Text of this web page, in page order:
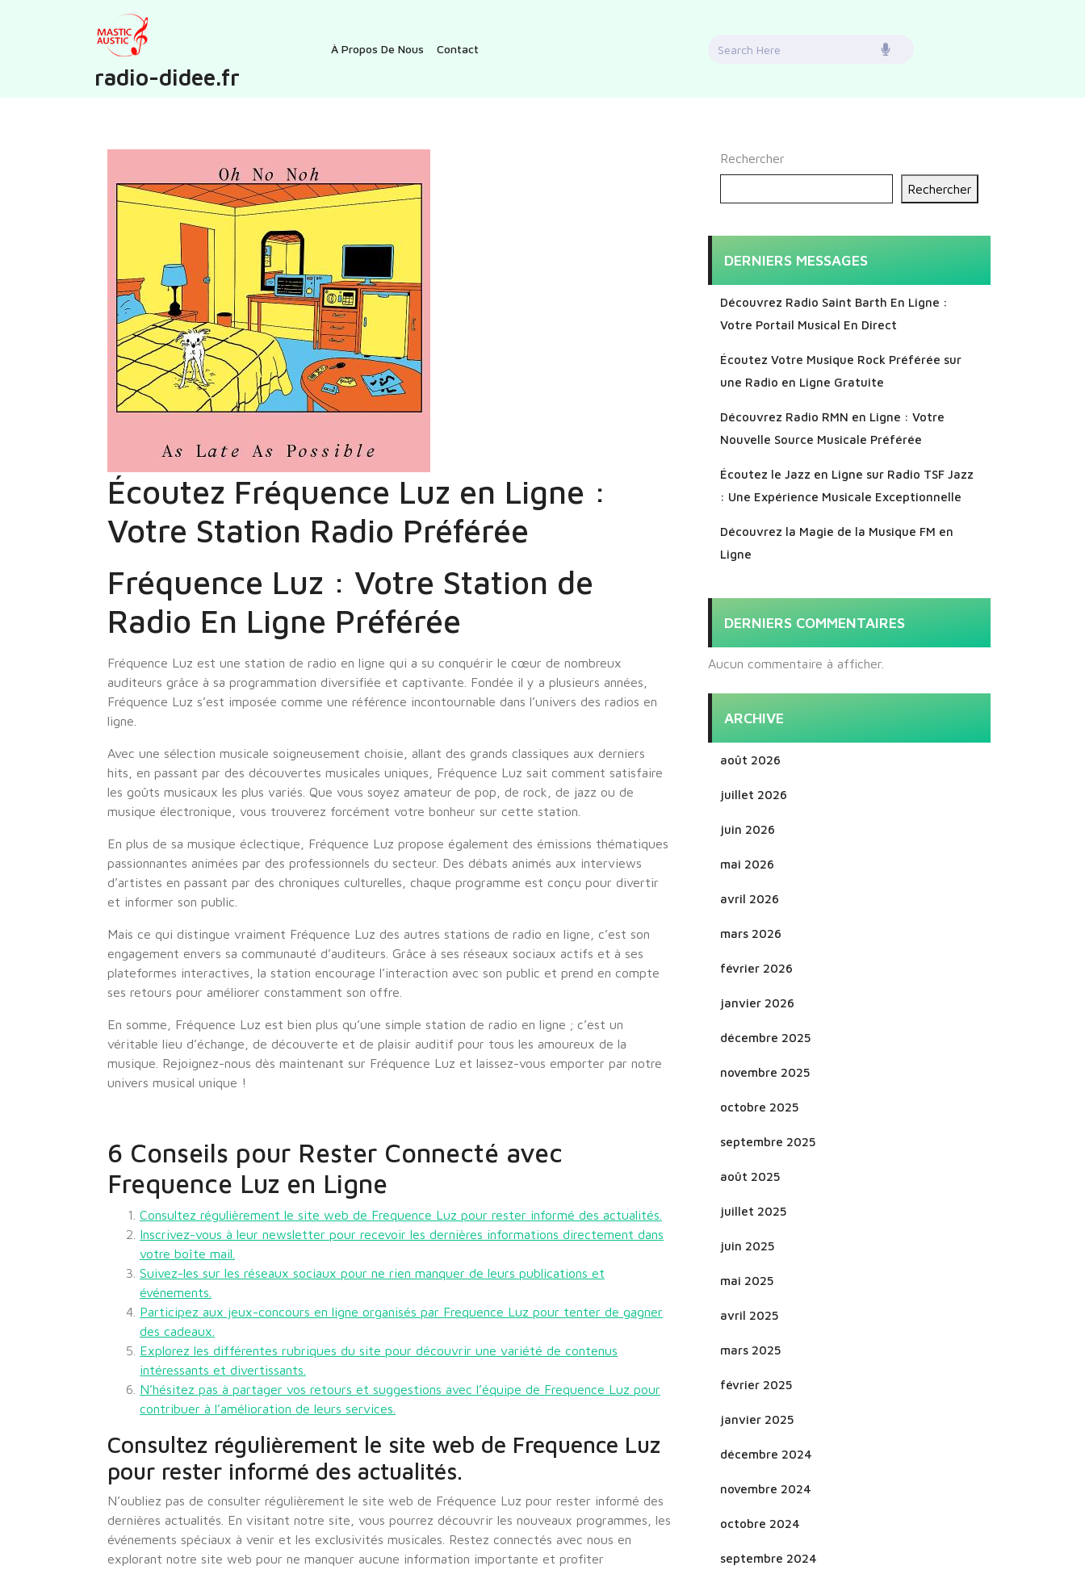
radio-didee.fr
À Propos De Nous Contact
Search
Écoutez Fréquence Luz en Ligne :
Votre Station Radio Préférée
Fréquence Luz : Votre Station de
Radio En Ligne Préférée
Fréquence Luz est une station de radio en ligne qui a su conquérir le cœur de nombreux
auditeurs grâce à sa programmation diversifiée et captivante. Fondée il y a plusieurs années,
Fréquence Luz s’est imposée comme une référence incontournable dans l’univers des radios en
ligne.
Avec une sélection musicale soigneusement choisie, allant des grands classiques aux derniers
hits, en passant par des découvertes musicales uniques, Fréquence Luz sait comment satisfaire
les goûts musicaux les plus variés. Que vous soyez amateur de pop, de rock, de jazz ou de
musique électronique, vous trouverez forcément votre bonheur sur cette station.
En plus de sa musique éclectique, Fréquence Luz propose également des émissions thématiques
passionnantes animées par des professionnels du secteur. Des débats animés aux interviews
d’artistes en passant par des chroniques culturelles, chaque programme est conçu pour divertir
et informer son public.
Mais ce qui distingue vraiment Fréquence Luz des autres stations de radio en ligne, c’est son
engagement envers sa communauté d’auditeurs. Grâce à ses réseaux sociaux actifs et à ses
plateformes interactives, la station encourage l’interaction avec son public et prend en compte
ses retours pour améliorer constamment son offre.
En somme, Fréquence Luz est bien plus qu’une simple station de radio en ligne ; c’est un
véritable lieu d’échange, de découverte et de plaisir auditif pour tous les amoureux de la
musique. Rejoignez-nous dès maintenant sur Fréquence Luz et laissez-vous emporter par notre
univers musical unique !
6 Conseils pour Rester Connecté avec
Frequence Luz en Ligne
Consultez régulièrement le site web de Frequence Luz pour rester informé des actualités.
Inscrivez-vous à leur newsletter pour recevoir les dernières informations directement dans
votre boîte mail.
Suivez-les sur les réseaux sociaux pour ne rien manquer de leurs publications et
événements.
Participez aux jeux-concours en ligne organisés par Frequence Luz pour tenter de gagner
des cadeaux.
Explorez les différentes rubriques du site pour découvrir une variété de contenus
intéressants et divertissants.
N’hésitez pas à partager vos retours et suggestions avec l’équipe de Frequence Luz pour
contribuer à l’amélioration de leurs services.
Consultez régulièrement le site web de Frequence Luz
pour rester informé des actualités.
N’oubliez pas de consulter régulièrement le site web de Fréquence Luz pour rester informé des
dernières actualités. En visitant notre site, vous pourrez découvrir les nouveaux programmes, les
événements spéciaux à venir et les exclusivités musicales. Restez connectés avec nous en
explorant notre site web pour ne manquer aucune information importante et profiter
Rechercher
Rechercher
DERNIERS MESSAGES
Découvrez Radio Saint Barth En Ligne :
Votre Portail Musical En Direct
Écoutez Votre Musique Rock Préférée sur
une Radio en Ligne Gratuite
Découvrez Radio RMN en Ligne : Votre
Nouvelle Source Musicale Préférée
Écoutez le Jazz en Ligne sur Radio TSF Jazz
: Une Expérience Musicale Exceptionnelle
Découvrez la Magie de la Musique FM en
Ligne
DERNIERS COMMENTAIRES
Aucun commentaire à afficher.
ARCHIVE
août 2026
juillet 2026
juin 2026
mai 2026
avril 2026
mars 2026
février 2026
janvier 2026
décembre 2025
novembre 2025
octobre 2025
septembre 2025
août 2025
juillet 2025
juin 2025
mai 2025
avril 2025
mars 2025
février 2025
janvier 2025
décembre 2024
novembre 2024
octobre 2024
septembre 2024